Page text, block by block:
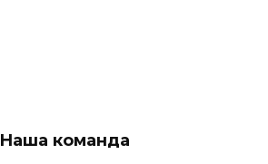
Наша команда